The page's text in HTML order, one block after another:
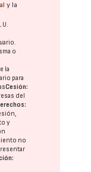
y la
o
la
para
Cesión:
del
y
no